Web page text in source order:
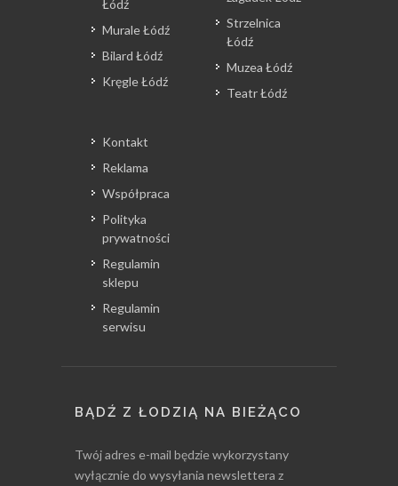
Łódź
Murale Łódź
Bilard Łódź
Kręgle Łódź
Strzelnica
Łódź
Muzea Łódź
Teatr Łódź
Kontakt
Reklama
Współpraca
Polityka
prywatności
Regulamin
sklepu
Regulamin
serwisu
BĄDŹ Z ŁODZIĄ NA BIEŻĄCO
Twój adres e-mail będzie wykorzystany
wyłącznie do wysyłania newslettera z